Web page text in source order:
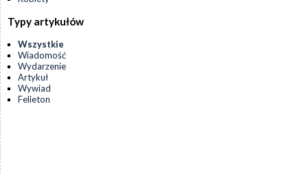
Typy artykułów
Wszystkie
Wiadomość
Wydarzenie
Artykuł
Wywiad
Felieton